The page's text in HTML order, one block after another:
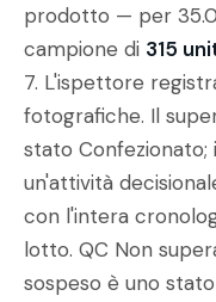
prodotto — per
campione di 315
7. L'ispettore
fotografiche. Il
stato
un'attività
con l'intera
lotto. QC Non
sospeso è uno